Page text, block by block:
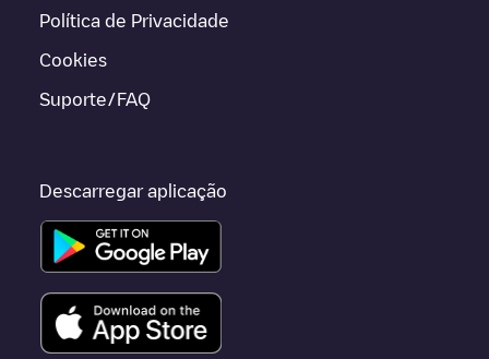
Política de Privacidade
Cookies
Suporte/FAQ
Descarregar aplicação